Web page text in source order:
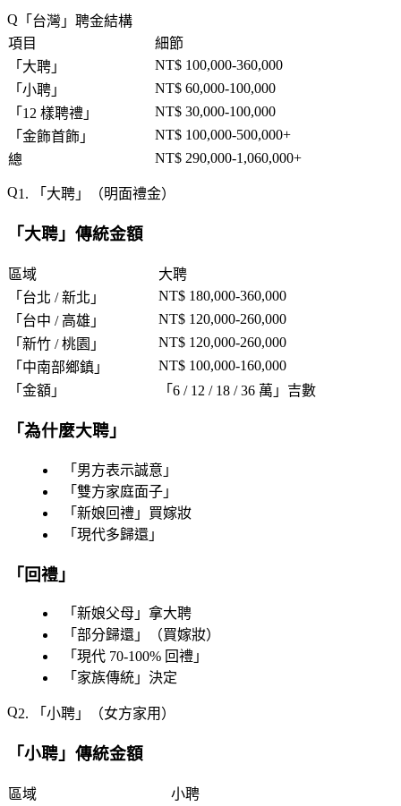
「 台灣 」聘金結構
項目
細節
「 大聘 」
NT$ 100,000-360,000
「 小聘 」
NT$ 60,000-100,000
「 12 樣聘禮 」
NT$ 30,000-100,000
「 金飾首飾 」
NT$ 100,000-500,000+
總
NT$ 290,000-1,060,000+
1. 「 大聘 」（明面禮金）
「大聘 」傳統金額
區域
大聘
「 台北 / 新北 」
NT$ 180,000-360,000
「 台中 / 高雄 」
NT$ 120,000-260,000
「 新竹 / 桃園 」
NT$ 120,000-260,000
「 中南部鄉鎮 」
NT$ 100,000-160,000
「 金額 」 「 6 / 12 / 18 / 36 萬 」吉數
「為什麼大聘 」
「 男方表示誠意 」
「 雙方家庭面子 」
「 新娘回禮 」買嫁妝
「 現代多歸還 」
「回禮 」
「 新娘父母 」拿大聘
「 部分歸還 」（買嫁妝）
「 現代 70-100% 回禮 」
「 家族傳統 」決定
2. 「 小聘 」（女方家用）
「小聘 」傳統金額
區域
小聘